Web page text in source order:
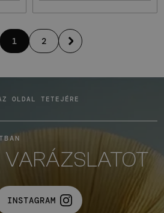
1 2
OLDAL TETEJÉRE
VARÁZSLATOT
INSTAGRAM